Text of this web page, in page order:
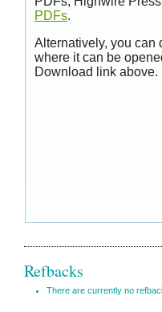
PDFs.
Alternatively, you can
where it can be
Download link above.
Refbacks
There are currently no